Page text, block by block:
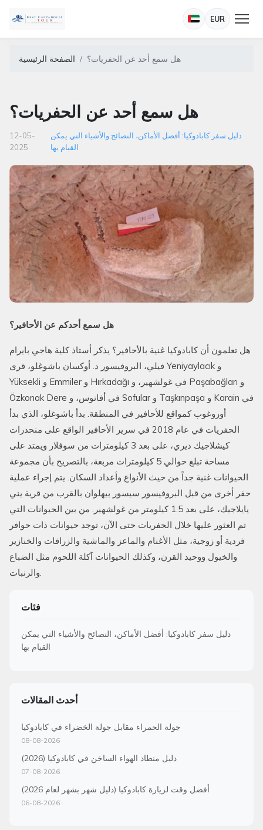
EUR
الصفحة الرئيسية هل سمع أحد عن الحفريات؟
هل سمع أحد عن الحفريات؟
12-05-
2025
دليل سفر كابادوكيا: أفضل الأماكن، النصائح والأشياء التي يمكن
القيام بها
هل سمع أحدكم عن الأحافير؟
هل تعلمون أن كابادوكيا غنية بالأحافير؟ يذكر أستاذ كلية هاجي بايرام
فيلي، البروفيسور د. أوكسان باشوغلو، قرى Yeniyaylacık و
Yüksekli و Emmiler و Hırkadağı في غولشهير، و Paşabağları و
Özkonak Dere في أفانوس، و Sofular و Taşkınpaşa و Karain في
أوروغوب كمواقع للأحافير في المنطقة. بدأ باشوغلو، الذي بدأ
الحفريات في عام 2018 في سرير الأحافير الواقع على منحدرات
كيشلاجيك ديري، على بعد 3 كيلومترات من سوفلار ويمتد على
مساحة تبلغ حوالي 5 كيلومترات مربعة، بالتصريح بأن مجموعة
الحيوانات غنية جداً من حيث الأنواع وأعداد السكان. يتم إجراء عملية
حفر أخرى من قبل البروفيسور سيسور بيهلوان بالقرب من قرية يني
يايلاجيك، على بعد 1.5 كيلومتر من غولشهير. من بين الحيوانات التي
تم العثور عليها خلال الحفريات حتى الآن، توجد حيوانات ذات حوافر
فردية أو زوجية، مثل الأغنام والماعز والماشية والزرافات والخنازير
والخيول ووحيد القرن، وكذلك الحيوانات آكلة اللحوم مثل الضباع
والرنبات.
فئات
دليل سفر كابادوكيا: أفضل الأماكن، النصائح والأشياء التي يمكن
القيام بها
أحدث المقالات
جولة الحمراء مقابل جولة الخضراء في كابادوكيا
08-08-2026
دليل منطاد الهواء الساخن في كابادوكيا (2026)
07-08-2026
أفضل وقت لزيارة كابادوكيا (دليل شهر بشهر لعام 2026)
06-08-2026